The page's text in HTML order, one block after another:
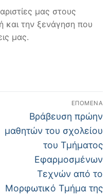
μας στους
και την ξενάγηση που
μας.
ΕΠΌΜΕΝΑ
Επόμενο
άρθρο:
Βράβευση πρώην
μαθητών του σχολείου
του Τμήματος
Εφαρμοσμένων
Τεχνών από το
Μορφωτικό Τμήμα της